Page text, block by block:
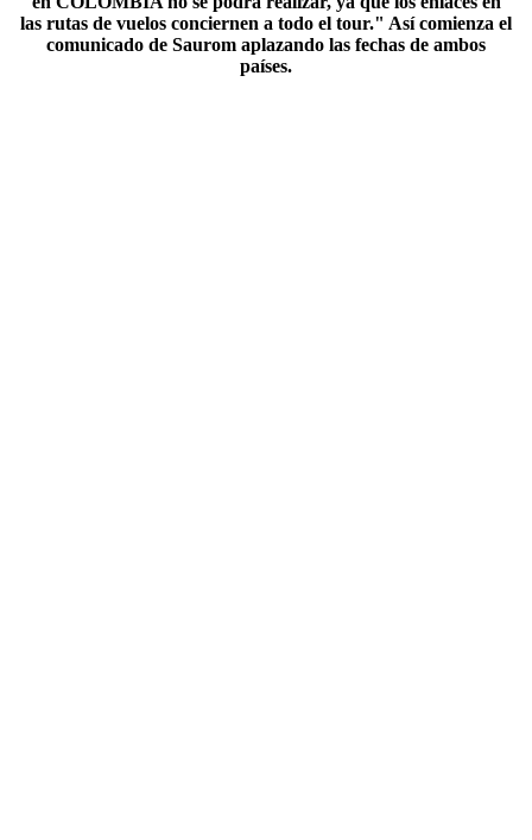
las rutas de vuelos conciernen a todo el tour." Así comienza el
comunicado de Saurom aplazando las fechas de ambos
países.